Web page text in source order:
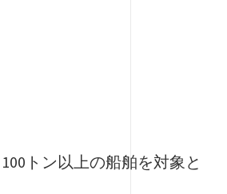
トン以上の船舶を対象と